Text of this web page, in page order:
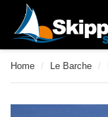
Home / Le Barche /